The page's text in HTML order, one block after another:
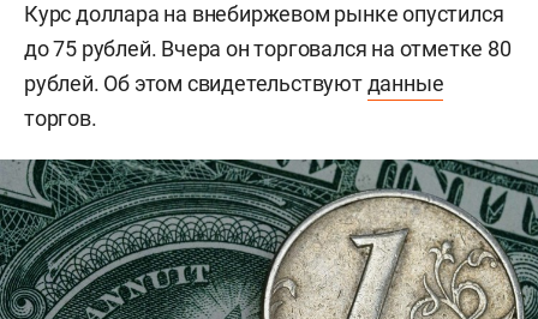
Курс доллара на внебиржевом рынке опустился
до 75 рублей. Вчера он торговался на отметке 80
рублей. Об этом свидетельствуютданные
торгов.